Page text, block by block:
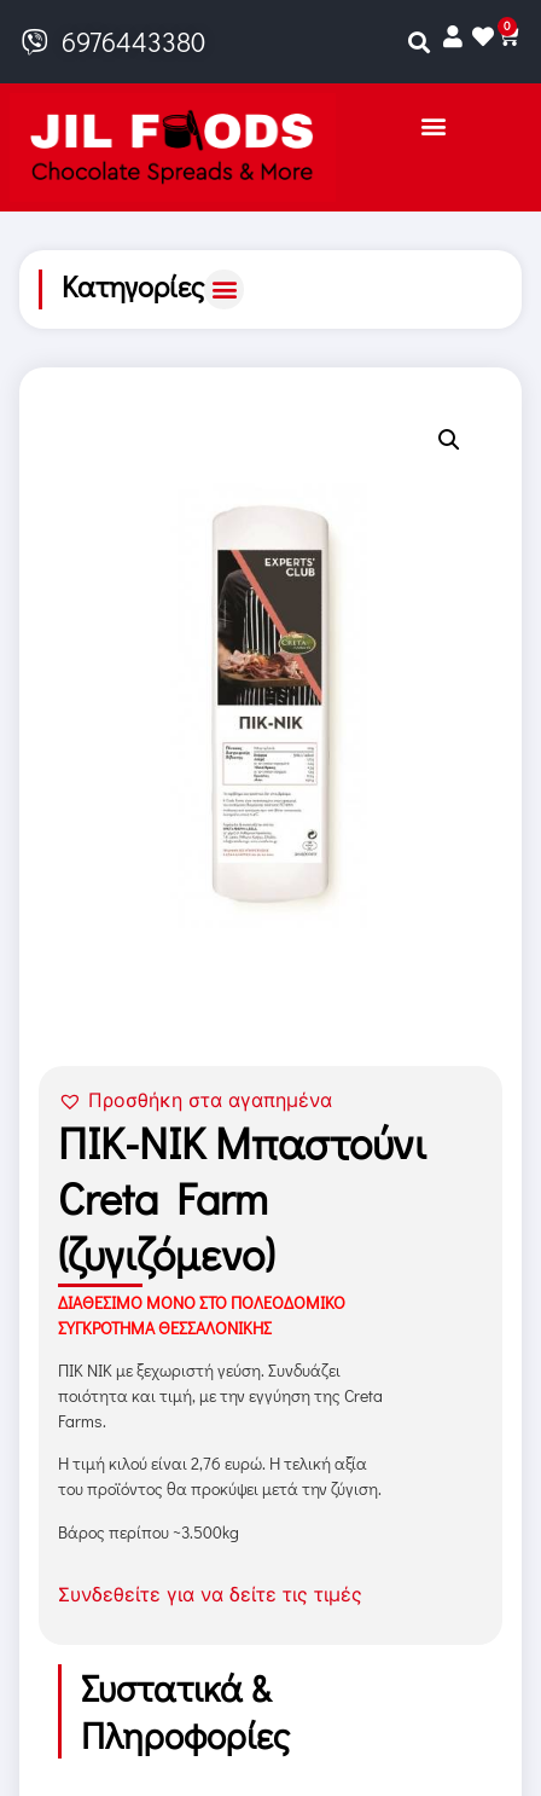
6976443380 0
Κατηγορίες
Προσθήκη στα αγαπημένα
ΠΙΚ-ΝΙΚ Μπαστούνι
Creta Farm
(ζυγιζόμενο)
ΔΙΑΘΕΣΙΜΟ ΜΟΝΟ ΣΤΟ ΠΟΛΕΟΔΟΜΙΚΟ
ΣΥΓΚΡΟΤΗΜΑ ΘΕΣΣΑΛΟΝΙΚΗΣ
ΠΙΚ ΝΙΚ με ξεχωριστή γεύση. Συνδυάζει
ποιότητα και τιμή, με την εγγύηση της Creta
Farms.
Η τιμή κιλού είναι 2,76 ευρώ. Η τελική αξία
του προϊόντος θα προκύψει μετά την ζύγιση.
Βάρος περίπου ~3.500kg
Συνδεθείτε για να δείτε τις τιμές
Συστατικά &
Πληροφορίες